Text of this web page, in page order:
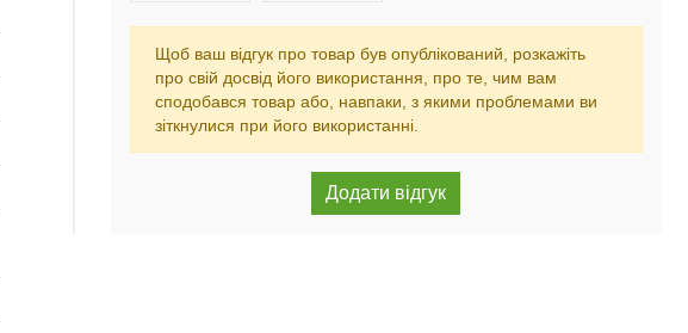
Щоб ваш відгук про товар був опублікований, розкажіть
про свій досвід його використання, про те, чим вам
сподобався товар або, навпаки, з якими проблемами ви
зіткнулися при його використанні.